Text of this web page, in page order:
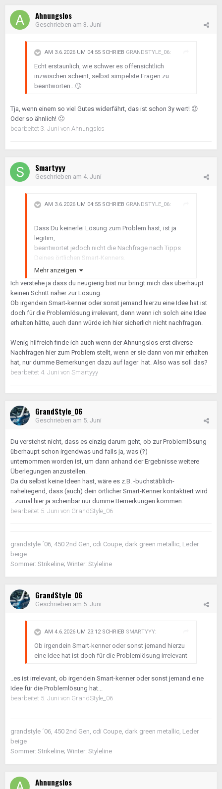
Ahnungslos
Geschrieben am 3. Juni
AM 3.6.2026 UM 04:55 SCHRIEB GRANDSTYLE_06:
Echt erstaunlich, wie schwer es offensichtlich
inzwischen scheint, selbst simpelste Fragen zu
beantworten...🙄
Tja, wenn einem so viel Gutes widerfährt, das ist schon 3y wert! 😉
Oder so ähnlich! 🙂
bearbeitet 3. Juni von Ahnungslos
Smartyyy
Geschrieben am 4. Juni
AM 3.6.2026 UM 04:55 SCHRIEB GRANDSTYLE_06:
Dass Du keinerlei Lösung zum Problem hast, ist ja
legitim,
beantwortet jedoch nicht die Nachfrage nach Tipps
Deines örtlichen Smart-Kenners.
inzwischen scheint, selbst simpelste Fragen zu
beantworten...🙄
Mehr anzeigen
Ich verstehe ja dass du neugierig bist nur bringt mich das überhaupt
keinen Schritt näher zur Lösung.
Ob irgendein Smart-kenner oder sonst jemand hierzu eine Idee hat ist
doch für die Problemlösung irrelevant, denn wenn ich solch eine Idee
erhalten hätte, auch dann würde ich hier sicherlich nicht nachfragen.
Wenig hilfreich finde ich auch wenn der Ahnungslos erst diverse
Nachfragen hier zum Problem stellt, wenn er sie dann von mir erhalten
hat, nur dumme Bemerkungen dazu auf lager hat. Also was soll das?
bearbeitet 4. Juni von Smartyyy
GrandStyle_06
Geschrieben am 5. Juni
Du verstehst nicht, dass es einzig darum geht, ob zur Problemlösung
überhaupt schon irgendwas und falls ja, was (?)
unternommen worden ist, um dann anhand der Ergebnisse weitere
Überlegungen anzustellen.
Da du selbst keine Ideen hast, wäre es z.B. -buchstäblich-
naheliegend, dass (auch) dein örtlicher Smart-Kenner kontaktiert wird
…zumal hier ja scheinbar nur dumme Bemerkungen kommen.
bearbeitet 5. Juni von GrandStyle_06
grandstyle ´06, 450 2nd Gen, cdi Coupe, dark green metallic, Leder
beige
Sommer: Strikeline; Winter: Styleline
GrandStyle_06
Geschrieben am 5. Juni
AM 4.6.2026 UM 23:12 SCHRIEB SMARTYYY:
Ob irgendein Smart-kenner oder sonst jemand hierzu
eine Idee hat ist doch für die Problemlösung irrelevant
..es ist irrelevant, ob irgendein Smart-kenner oder sonst jemand eine
Idee für die Problemlösung hat...
bearbeitet 5. Juni von GrandStyle_06
grandstyle ´06, 450 2nd Gen, cdi Coupe, dark green metallic, Leder
beige
Sommer: Strikeline; Winter: Styleline
Ahnungslos